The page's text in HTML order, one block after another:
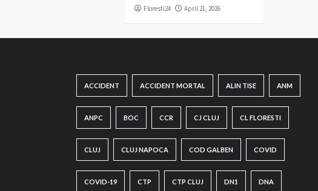
Floresti24 April 21, 2026
ACCIDENT ACCIDENT MORTAL ALIN TISE ANM
ANPC BOC CCR CJ CLUJ CL FLORESTI
CLUJ CLUJ NAPOCA COD GALBEN COVID
COVID-19 CTP CTP CLUJ DN1 DNA